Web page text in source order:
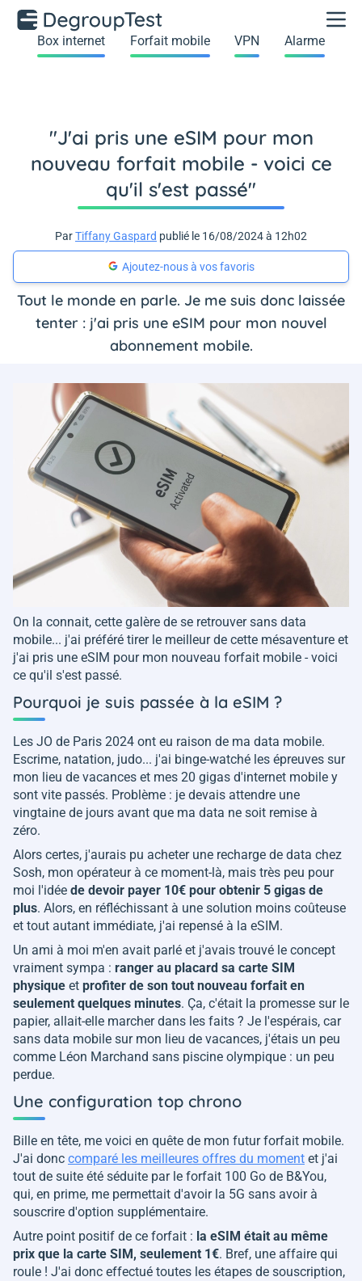
Box internet Forfait mobile VPN Alarme
"J'ai pris une eSIM pour mon
nouveau forfait mobile - voici ce
qu'il s'est passé"
ParTiffany Gaspard publié le 16/08/2024 à 12h02
Ajoutez-nous à vos favoris
Tout le monde en parle. Je me suis donc laissée
tenter : j'ai pris une eSIM pour mon nouvel
abonnement mobile.
On la connait, cette galère de se retrouver sans data
mobile... j'ai préféré tirer le meilleur de cette mésaventure et
j'ai pris une eSIM pour mon nouveau forfait mobile - voici
ce qu'il s'est passé.
Pourquoi je suis passée à la eSIM ?
Les JO de Paris 2024 ont eu raison de ma data mobile.
Escrime, natation, judo... j'ai binge-watché les épreuves sur
mon lieu de vacances et mes 20 gigas d'internet mobile y
sont vite passés. Problème : je devais attendre une
vingtaine de jours avant que ma data ne soit remise à
zéro.
Alors certes, j'aurais pu acheter une recharge de data chez
Sosh, mon opérateur à ce moment-là, mais très peu pour
moi l'idée de devoir payer 10€ pour obtenir 5 gigas de
plus. Alors, en réfléchissant à une solution moins coûteuse
et tout autant immédiate, j'ai repensé à la eSIM.
Un ami à moi m'en avait parlé et j'avais trouvé le concept
vraiment sympa : ranger au placard sa carte SIM
physique et profiter de son tout nouveau forfait en
seulement quelques minutes. Ça, c'était la promesse sur le
papier, allait-elle marcher dans les faits ? Je l'espérais, car
sans data mobile sur mon lieu de vacances, j'étais un peu
comme Léon Marchand sans piscine olympique : un peu
perdue.
Une configuration top chrono
Bille en tête, me voici en quête de mon futur forfait mobile.
J'ai donc comparé les meilleures offres du moment et j'ai
tout de suite été séduite par le forfait 100 Go de B&You,
qui, en prime, me permettait d'avoir la 5G sans avoir à
souscrire d'option supplémentaire.
Autre point positif de ce forfait : la eSIM était au même
prix que la carte SIM, seulement 1€. Bref, une affaire qui
roule ! J'ai donc effectué toutes les étapes de souscription,